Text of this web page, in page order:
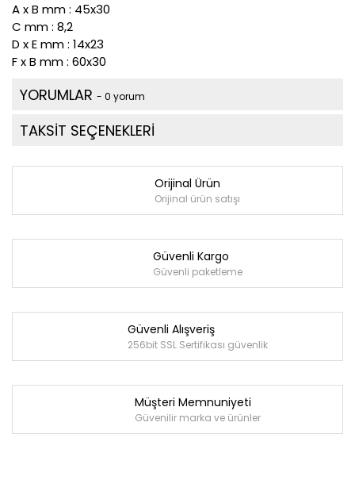
A x B mm : 45x30
C mm : 8,2
D x E mm : 14x23
F x B mm : 60x30
YORUMLAR - 0 yorum
TAKSİT SEÇENEKLERİ
Orijinal Ürün
Orijinal ürün satışı
Güvenli Kargo
Güvenli paketleme
Güvenli Alışveriş
256bit SSL Sertifikası güvenlik
Müşteri Memnuniyeti
Güvenilir marka ve ürünler